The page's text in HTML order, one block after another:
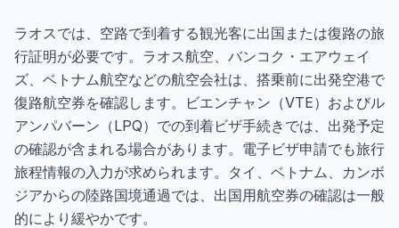
ラオスでは、空路で到着する観光客に出国または復路の旅
行証明が必要です。ラオス航空、バンコク・エアウェイ
ズ、ベトナム航空などの航空会社は、搭乗前に出発空港で
復路航空券を確認します。ビエンチャン（VTE）およびル
アンパバーン（LPQ）での到着ビザ手続きでは、出発予定
の確認が含まれる場合があります。電子ビザ申請でも旅行
旅程情報の入力が求められます。タイ、ベトナム、カンボ
ジアからの陸路国境通過では、出国用航空券の確認は一般
的により緩やかです。